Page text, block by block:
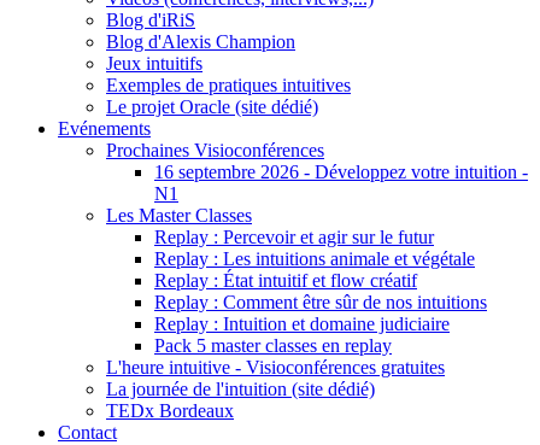
Blog d'iRiS
Blog d'Alexis Champion
Jeux intuitifs
Exemples de pratiques intuitives
Le projet Oracle (site dédié)
Evénements
Prochaines Visioconférences
16 septembre 2026 - Développez votre intuition -
N1
Les Master Classes
Replay : Percevoir et agir sur le futur
Replay : Les intuitions animale et végétale
Replay : État intuitif et flow créatif
Replay : Comment être sûr de nos intuitions
Replay : Intuition et domaine judiciaire
Pack 5 master classes en replay
L'heure intuitive - Visioconférences gratuites
La journée de l'intuition (site dédié)
TEDx Bordeaux
Contact